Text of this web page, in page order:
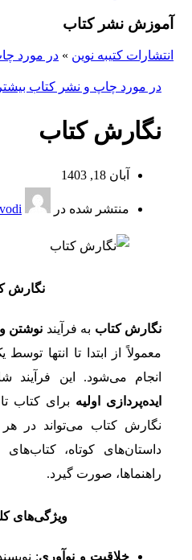
آموزش نشر کتاب
انتشارات کتیبه نوین » در مورد
در مورد چاپ و نشر کتاب بیشتر
نگارش کتاب
آبان 18, 1403
منتشر شده در
نگارش
نگارش کتاب به فرآیند نوشتن
معمولاً از ابتدا تا انتها
انجام می‌شود. این
ایده‌پردازی اولیه برای کتاب تا
نگارش کتاب می‌تواند در هر
داستان‌های کوتاه،
راهنماها، صورت گیرد.
ویژگی‌های
خلاقیت و نوآوری: